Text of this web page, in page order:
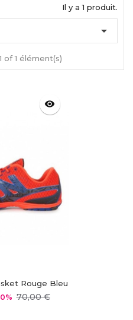
Il y a 1 produit.

of 1 élément(s)
visibility
Rouge Bleu
70,00 €Prix